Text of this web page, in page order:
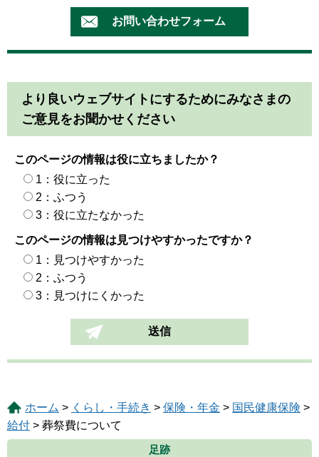
より良いウェブサイトにするためにみなさまの
ご意見をお聞かせください
このページの情報は役に立ちましたか？
1：役に立った
2：ふつう
3：役に立たなかった
このページの情報は見つけやすかったですか？
1：見つけやすかった
2：ふつう
3：見つけにくかった
ホーム > くらし・手続き > 保険・年金 > 国民健康保険 >
給付 > 葬祭費について
足跡